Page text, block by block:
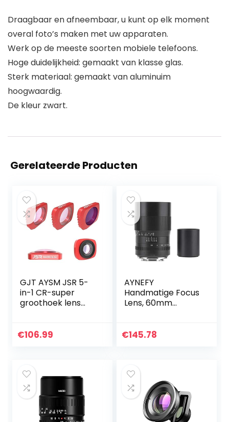
Draagbaar en afneembaar, u kunt op elk moment
overal foto’s maken met uw apparaten.
Werk op de meeste soorten mobiele telefoons.
Hoge duidelijkheid: gemaakt van klasse glas.
Sterk materiaal: gemaakt van aluminuim
hoogwaardig.
De kleur zwart.
Gerelateerde Producten
GJT AYSM JSR 5-
in-1 CR-super
groothoek lens
ND16 Lens Filter
€106.99
AYNEFY
Handmatige Focus
Lens, 60mm
Zwart, for M4/3
€145.78